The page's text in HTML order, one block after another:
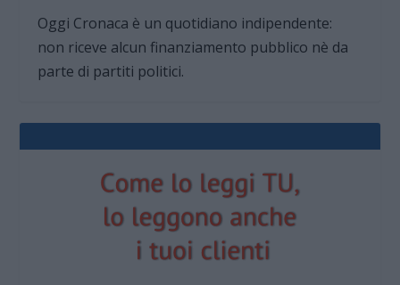
Oggi Cronaca è un quotidiano indipendente:
non riceve alcun finanziamento pubblico nè da
parte di partiti politici.